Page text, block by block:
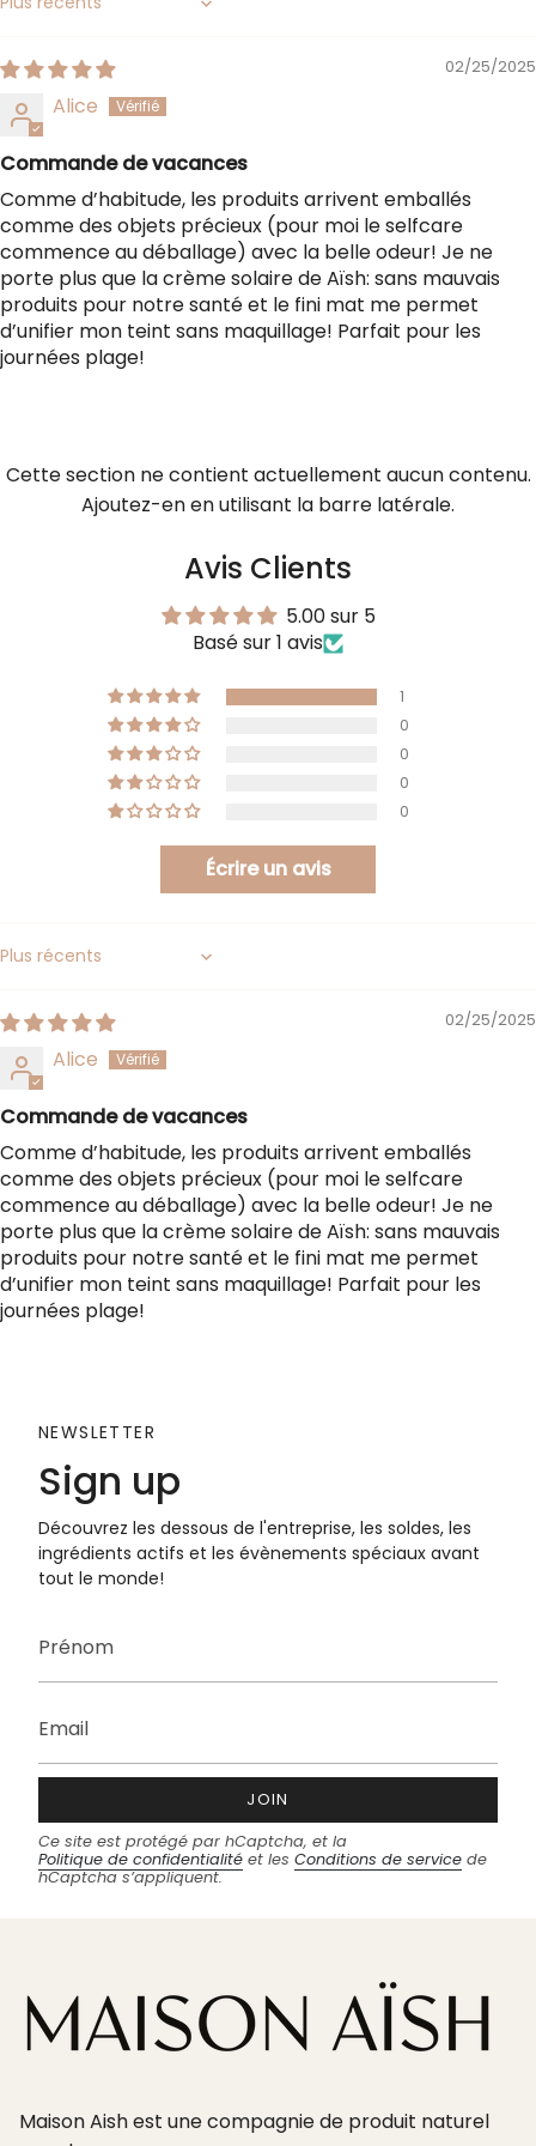
quantity
}}",
"minimum_of"=>"Minimum
de
{{
quantity
}}",
"maximum_of"=>"Maximum
de
{{
Sort by
02/25/2025
Alice
Commande de vacances
Comme d’habitude, les produits arrivent emballés
comme des objets précieux (pour moi le selfcare
commence au déballage) avec la belle odeur! Je ne
porte plus que la crème solaire de Aïsh: sans mauvais
produits pour notre santé et le fini mat me permet
d’unifier mon teint sans maquillage! Parfait pour les
journées plage!
Cette section ne contient actuellement aucun contenu.
Ajoutez-en en utilisant la barre latérale.
Avis Clients
5.00 sur 5
Basé sur 1 avis
1
0
0
0
0
Écrire un avis
Sort by
02/25/2025
Alice
Commande de vacances
Comme d’habitude, les produits arrivent emballés
comme des objets précieux (pour moi le selfcare
commence au déballage) avec la belle odeur! Je ne
porte plus que la crème solaire de Aïsh: sans mauvais
produits pour notre santé et le fini mat me permet
d’unifier mon teint sans maquillage! Parfait pour les
journées plage!
NEWSLETTER
Sign up
Découvrez les dessous de l'entreprise, les soldes, les
ingrédients actifs et les évènements spéciaux avant
tout le monde!
JOIN
Ce site est protégé par hCaptcha, et la
Politique de confidentialité et les Conditions de service de
hCaptcha s’appliquent.
Maison Aish est une compagnie de produit naturel